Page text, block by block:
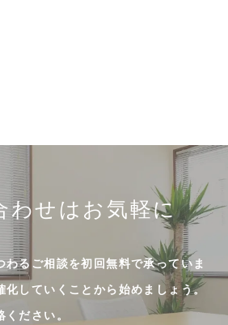
わせはお気軽に
わるご相談を初回無料で承っていま
化していくことから始めましょう。
ださい。